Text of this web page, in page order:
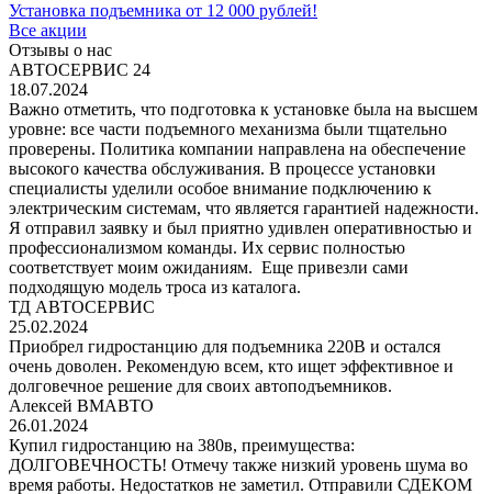
Установка подъемника от 12 000 рублей!
Все акции
Отзывы о нас
АВТОСЕРВИС 24
18.07.2024
Важно отметить, что подготовка к установке была на высшем
уровне: все части подъемного механизма были тщательно
проверены. Политика компании направлена на обеспечение
высокого качества обслуживания. В процессе установки
специалисты уделили особое внимание подключению к
электрическим системам, что является гарантией надежности.
Я отправил заявку и был приятно удивлен оперативностью и
профессионализмом команды. Их сервис полностью
соответствует моим ожиданиям. Еще привезли сами
подходящую модель троса из каталога.
ТД АВТОСЕРВИС
25.02.2024
Приобрел гидростанцию для подъемника 220В и остался
очень доволен. Рекомендую всем, кто ищет эффективное и
долговечное решение для своих автоподъемников.
Алексей ВМАВТО
26.01.2024
Купил гидростанцию на 380в, преимущества:
ДОЛГОВЕЧНОСТЬ! Отмечу также низкий уровень шума во
время работы. Недостатков не заметил. Отправили СДЕКОМ